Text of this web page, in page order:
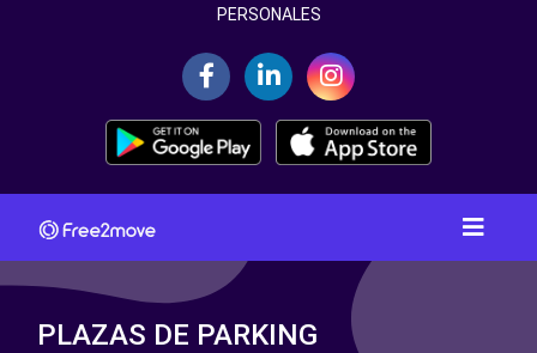
PERSONALES
PLAZAS DE PARKING